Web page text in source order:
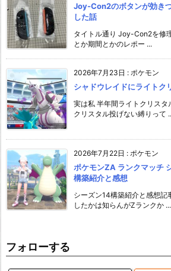
Joy-Con2のボタンが効き
した話
タイトル通り Joy-Con2を修
とか期間とかのレポー ...
2026年7月23日 : ポケモン
シャドウレイドにライトク
実は私 半年間ライトクリスタ
クリスタル投げない縛りって
2026年7月22日 : ポケモン
ポケモンZA ランクマッチ
構築紹介と感想
シーズン14構築紹介と感想
したかは知らんがZランクか ...
フォローする